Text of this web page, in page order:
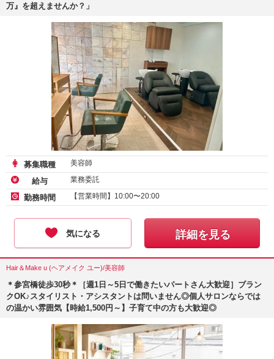
万』を超えませんか？」
募集職種 美容師
給与 業務委託
勤務時間 【営業時間】10:00〜20:00
気になる 詳細を見る
Hair＆Make u (ヘアメイク ユー)/美容師
＊参宮橋徒歩30秒＊［週1日～5日で働きたいパートさん大歓迎］ブラン
クOK♪スタイリスト・アシスタントは問いません◎個人サロンならでは
の温かい雰囲気【時給1,500円～】子育て中の方も大歓迎◎